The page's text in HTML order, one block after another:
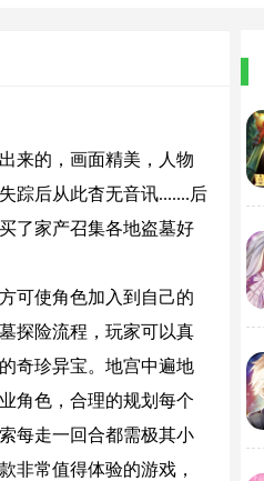
来的，画面精美，人物
踪后从此杳无音讯.......后
了家产召集各地盗墓好
可使角色加入到自己的
探险流程，玩家可以真
奇珍异宝。地宫中遍地
角色，合理的规划每个
每走一回合都需极其小
非常值得体验的游戏，